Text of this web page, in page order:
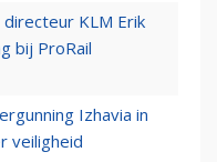
KLM Erik
bij ProRail
Izhavia in
veiligheid